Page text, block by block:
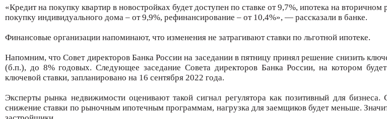
«Кредит на покупку квартир в новостройках будет доступен по ставке от 9,7%, ипотека на вторичном
покупку индивидуального дома – от 9,9%, рефинансирование – от 10,4%», — рассказали в банке.
Финансовые организации напоминают, что изменения не затрагивают ставки по льготной ипотеке.
Напомним, что Совет директоров Банка России на заседании в пятницу принял решение снизить
(б.п.), до 8% годовых. Следующее заседание Совета директоров Банка России, на котором
ключевой ставки, запланировано на 16 сентября 2022 года.
Эксперты рынка недвижимости оценивают такой сигнал регулятора как позитивный для бизнеса.
снижение ставки по рыночным ипотечным программам, нагрузка для заемщиков будет меньше.